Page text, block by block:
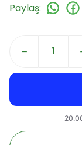
Paylaş: